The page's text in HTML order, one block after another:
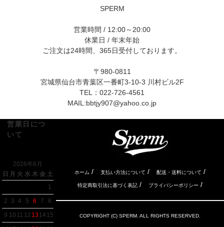
SPERM
営業時間 / 12:00～20:00
休業日 / 年末年始
ご注文は24時間、365日受付しております。
〒980-0811
宮城県仙台市青葉区一番町3-10-3 川村ビル2F
TEL：022-726-4561
MAIL:bbtjy907@yahoo.co.jp
営業日につ
いて
2026年8月
日
月 火 水 木 金 土
1
2
3 4 5 6 7
8
9 10 11 12 1314 15
ホーム / 支払い方法について / 配送・送料について /
特定商取引法に基づく表記 / プライバシーポリシー /
COPYRIGHT (C) SPERM. ALL RIGHTS RESERVED.